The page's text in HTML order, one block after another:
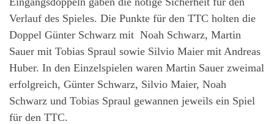
Verlauf des Spieles. Die Punkte für den TTC holten die
Doppel Günter Schwarz mit Noah Schwarz, Martin
Sauer mit Tobias Spraul sowie Silvio Maier mit Andreas
Huber. In den Einzelspielen waren Martin Sauer zweimal
erfolgreich, Günter Schwarz, Silvio Maier, Noah
Schwarz und Tobias Spraul gewannen jeweils ein Spiel
für den TTC.